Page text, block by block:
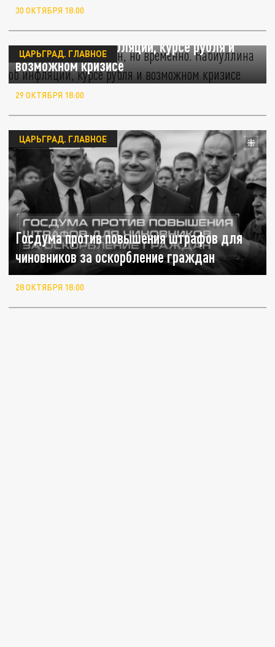
30 ОКТЯБРЯ 18:00
НДС ускорит рост цен, но временно".
Набиуллина об инфляции, курсе рубля и
возможном кризисе
ЦАРЬГРАД. ГЛАВНОЕ
29 ОКТЯБРЯ 18:00
Госдума против повышения штрафов для
чиновников за оскорбление граждан
ЦАРЬГРАД. ГЛАВНОЕ
28 ОКТЯБРЯ 18:00